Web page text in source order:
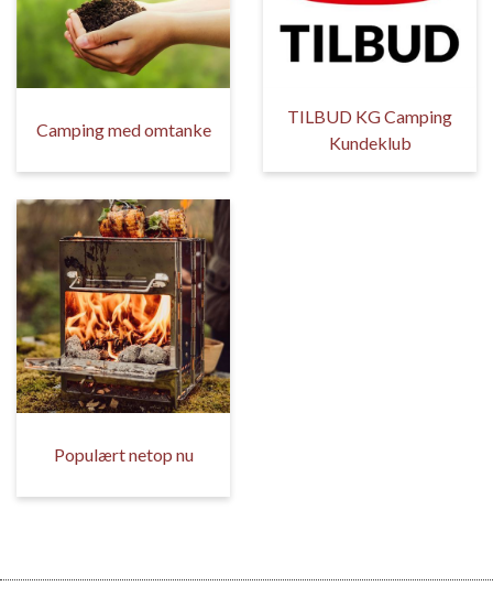
Camping med omtanke
TILBUD KG Camping
Kundeklub
Populært netop nu